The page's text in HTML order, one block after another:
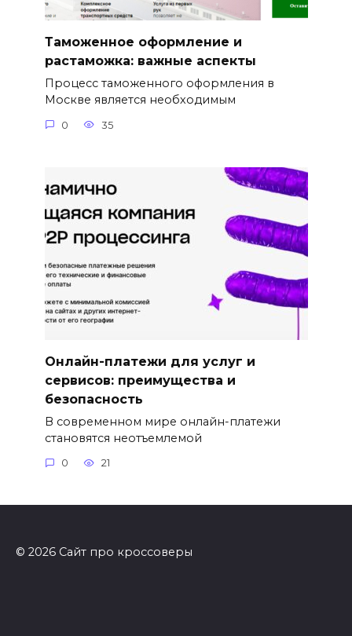
Таможенное оформление и
растаможка: важные аспекты
Процесс таможенного оформления в
Москве является необходимым
0 35
Онлайн-платежи для услуг и
сервисов: преимущества и
безопасность
В современном мире онлайн-платежи
становятся неотъемлемой
0 21
© 2026 Сайт про кроссоверы